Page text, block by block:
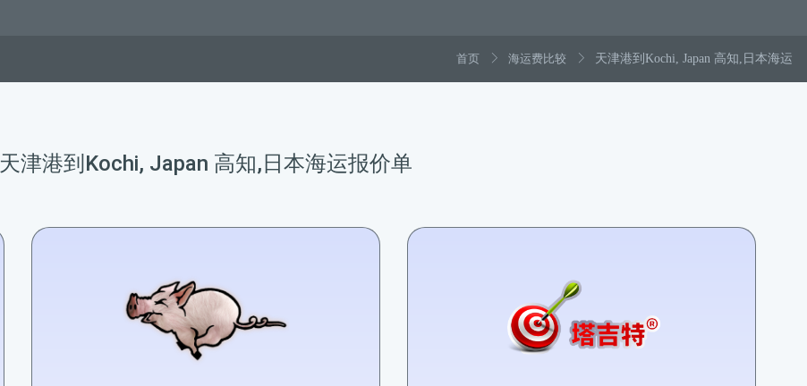
首页 海运费比较 天津港到Kochi, Japan 高知,日本海运
天津港到Kochi, Japan 高知,日本海运报价单